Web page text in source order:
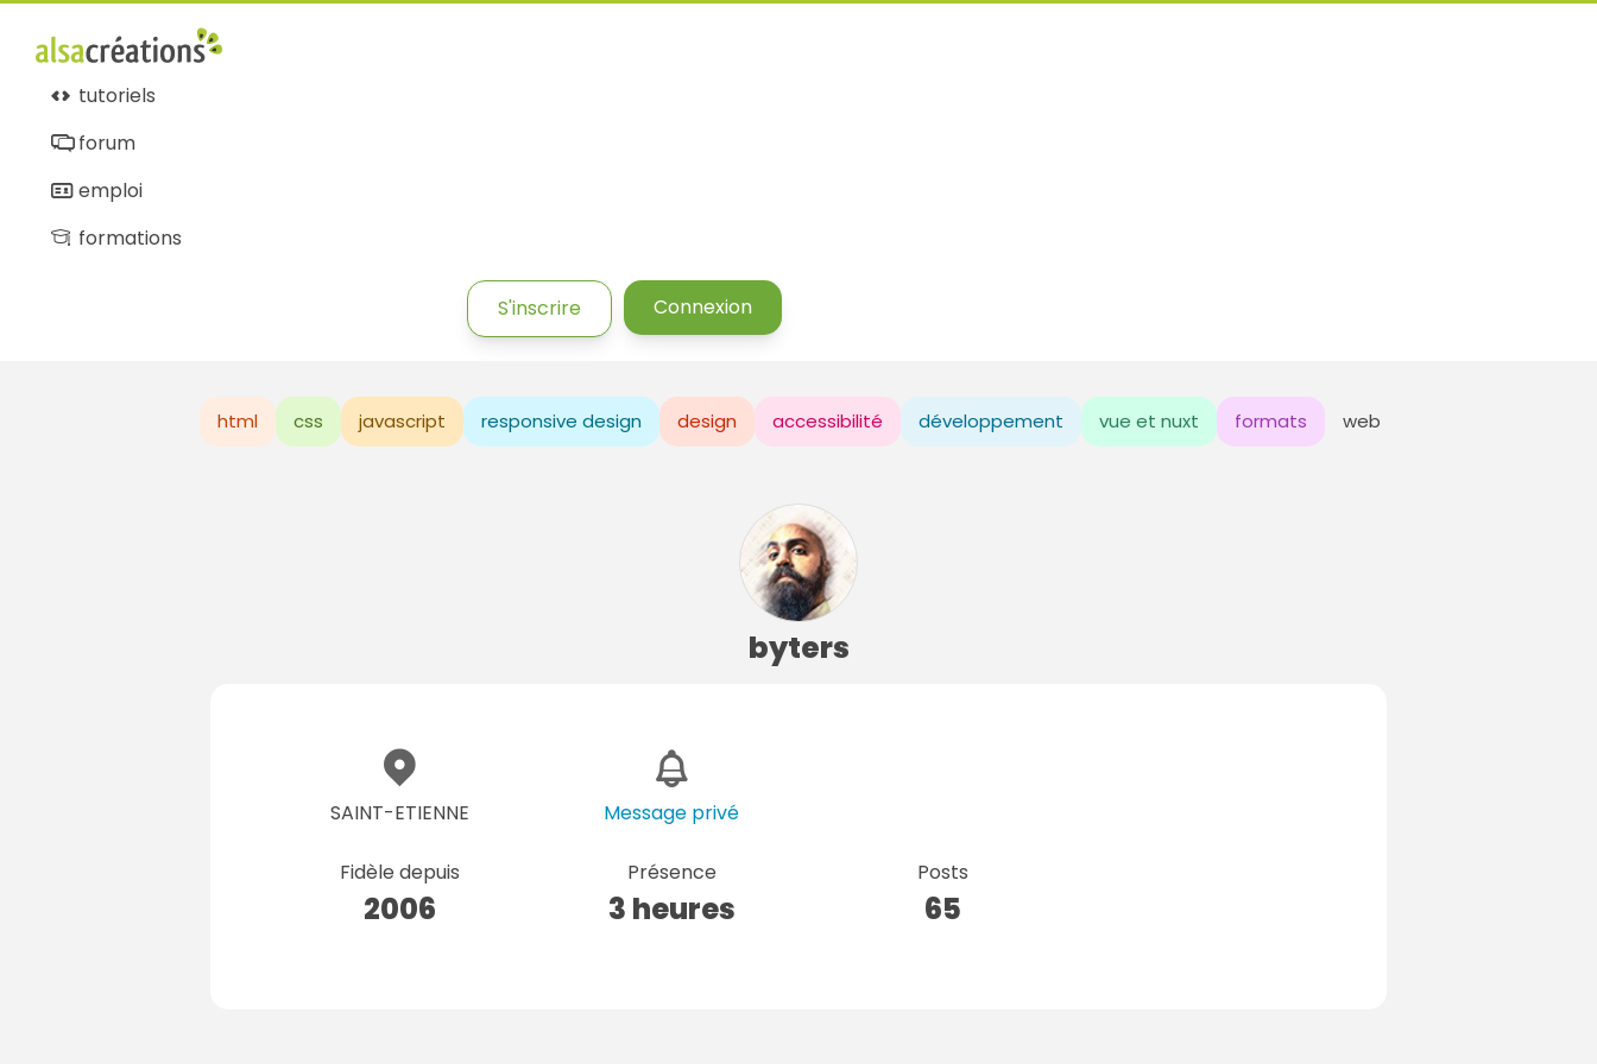
tutoriels
forum
emploi
formations
S'inscrire Connexion
html css javascript responsive design design accessibilité développement vue et nuxt formats web
byters
SAINT-ETIENNE Message privé
Fidèle depuis
2006
Présence
3 heures
Posts
65